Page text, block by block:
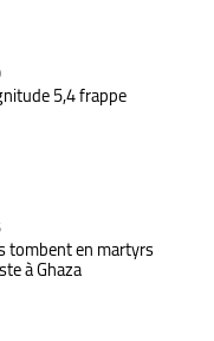
5,4 frappe
tombent en martyrs
à Ghaza